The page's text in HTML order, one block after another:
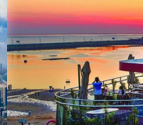
“全球南方Z世代看北京”
2025“打卡中國·潮涌東方
“China Travel Story”中國
從雲南出發